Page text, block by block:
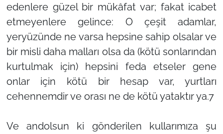
edenlere güzel bir mükâfat var; fakat icabet
etmeyenlere gelince: O çeşit adamlar,
yeryüzünde ne varsa hepsine sahip olsalar ve
bir misli daha malları olsa da (kötü sonlarından
kurtulmak için) hepsini feda etseler gene
onlar için kötü bir hesap var, yurtları
cehennemdir ve orası ne de kötü yataktır ya.7
Ve andolsun ki gönderilen kullarımıza şu